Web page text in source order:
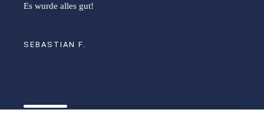
Es wurde alles gut!
SEBASTIAN F.